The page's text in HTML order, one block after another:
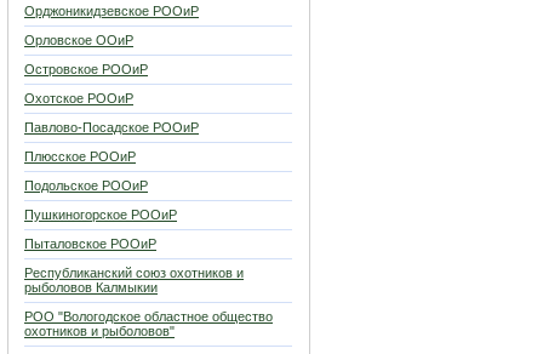
Орджоникидзевское РООиР
Орловское ООиР
Островское РООиР
Охотское РООиР
Павлово-Посадское РООиР
Плюсское РООиР
Подольское РООиР
Пушкиногорское РООиР
Пыталовское РООиР
Республиканский союз охотников и
рыболовов Калмыкии
РОО "Вологодское областное общество
охотников и рыболовов"